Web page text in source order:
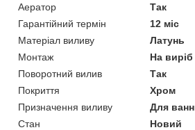
Аератор
Так
Гарантійний термін
12 міс
Матеріал виливу
Латунь
Монтаж
На виріб
Поворотний вилив
Так
Покриття
Хром
Призначення виливу
Для
Стан
Новий